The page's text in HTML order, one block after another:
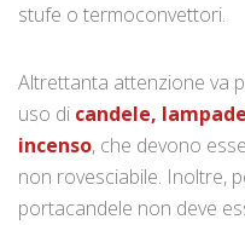
stufe o termoconvettori.
Altrettanta attenzione va
uso di candele,
incenso, che devono
non rovesciabile. Inoltre,
portacandele non deve